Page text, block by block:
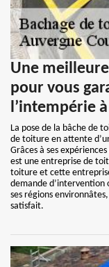
Une
pour vous
l’intempérie
La pose de la bâche de
de toiture en attente
Grâces à ses
est une entreprise de
toiture et cette
demande d’intervention
ses régions
satisfait.